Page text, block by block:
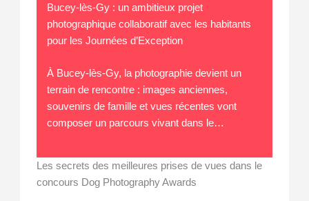
Bucey-lès-Gy : un ambitieux projet
photographique collaboratif avec les habitants
pour les Journées d’Exception
À Bucey-lès-Gy, la photographie devient un
terrain de rencontre : images anciennes,
souvenirs de famille et vues récentes vont
composer un parcours vivant dans le…
Les secrets des meilleures prises de vues dans le
concours Dog Photography Awards